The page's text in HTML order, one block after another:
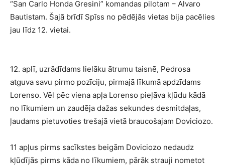
“San Carlo Honda Gresini” komandas pilotam – Alvaro
Bautistam. Šajā brīdī Spīss no pēdējās vietas bija pacēlies
jau līdz 12. vietai.
12. aplī, uzrādīdams lielāku ātrumu taisnē, Pedrosa
atguva savu pirmo pozīciju, pirmajā līkumā apdzīdams
Lorenso. Vēl pēc viena apļa Lorenso pieļāva kļūdu kādā
no līkumiem un zaudēja dažas sekundes desmitdaļas,
ļaudams pietuvoties trešajā vietā braucošajam Doviciozo.
11 apļus pirms sacīkstes beigām Doviciozo nedaudz
kļūdījās pirms kāda no līkumiem, pārāk strauji nometot